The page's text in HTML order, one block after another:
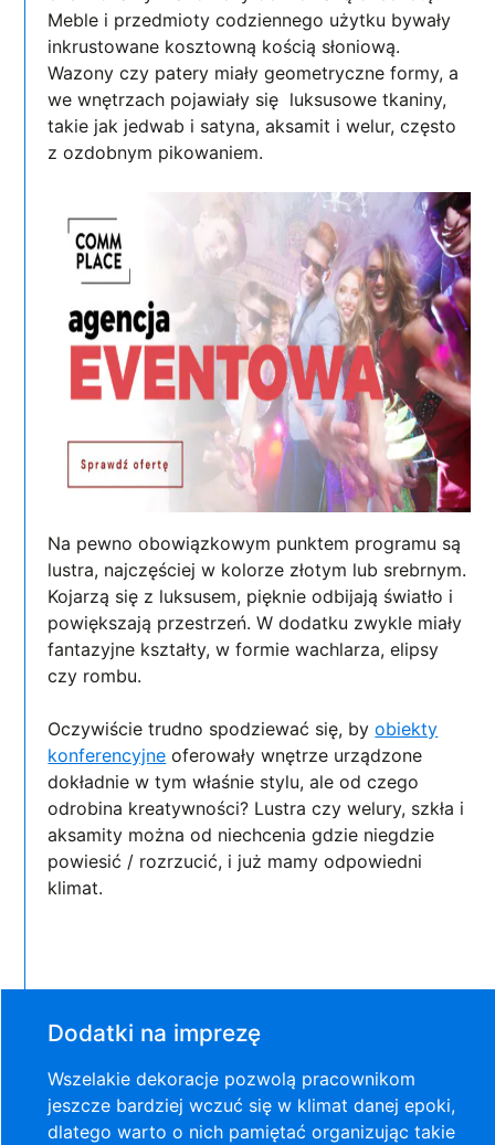
Meble i przedmioty codziennego użytku bywały
inkrustowane kosztowną kością słoniową.
Wazony czy patery miały geometryczne formy, a
we wnętrzach pojawiały się luksusowe tkaniny,
takie jak jedwab i satyna, aksamit i welur, często
z ozdobnym pikowaniem.
Na pewno obowiązkowym punktem programu są
lustra, najczęściej w kolorze złotym lub srebrnym.
Kojarzą się z luksusem, pięknie odbijają światło i
powiększają przestrzeń. W dodatku zwykle miały
fantazyjne kształty, w formie wachlarza, elipsy
czy rombu.
Oczywiście trudno spodziewać się, byobiekty
konferencyjne oferowały wnętrze urządzone
dokładnie w tym właśnie stylu, ale od czego
odrobina kreatywności? Lustra czy welury, szkła i
aksamity można od niechcenia gdzie niegdzie
powiesić / rozrzucić, i już mamy odpowiedni
klimat.
Dodatki na imprezę
Wszelakie dekoracje pozwolą pracownikom
jeszcze bardziej wczuć się w klimat danej epoki,
dlatego warto o nich pamiętać organizując takie